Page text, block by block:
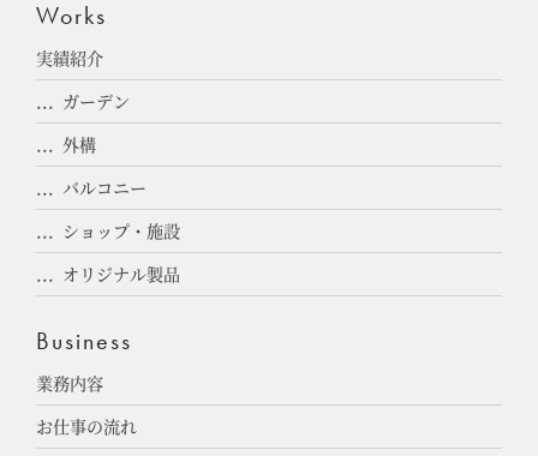
Works
実績紹介
ガーデン
外構
バルコニー
ショップ・施設
オリジナル製品
Business
業務内容
お仕事の流れ